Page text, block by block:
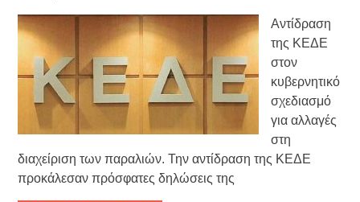
Αντίδραση
της ΚΕΔΕ
στον
κυβερνητικό
σχεδιασμό
για αλλαγές
στη
διαχείριση των παραλιών. Την αντίδραση της ΚΕΔΕ
προκάλεσαν πρόσφατες δηλώσεις της